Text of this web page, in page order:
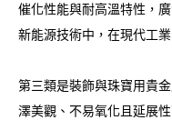
催化性能與耐高溫特性，
新能源技術中，在現代工
第三類是裝飾與珠寶用貴
澤美觀、不易氧化且延展